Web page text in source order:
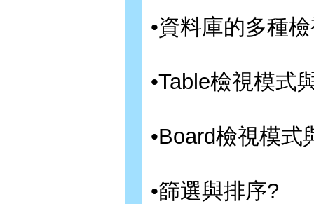
•資料庫的多種
•Table檢視模式
•Board檢視模式
•篩選與排序?